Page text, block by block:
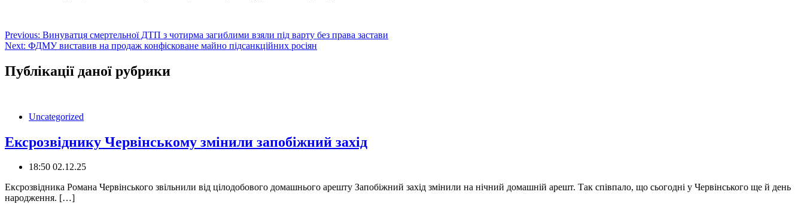
Навігація
записів
Previous: Винуватця смертельної ДТП з чотирма загиблими взяли під варту без права застави
Next: ФДМУ виставив на продаж конфісковане майно підсанкційних росіян
Публікації даної рубрики
Uncategorized
Ексрозвіднику Червінському змінили запобіжний захід
18:50 02.12.25
️Ексрозвідника Романа Червінського звільнили від цілодобового домашнього арешту Запобіжний захід змінили на нічний домашній арешт. Так співпало, що сьогодні у Червінського ще й день
народження. […]